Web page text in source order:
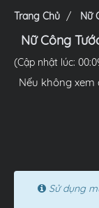
Trang Chủ Nữ
Nữ Công
(Cập nhật lúc:
Nếu không xem
Sử dụng